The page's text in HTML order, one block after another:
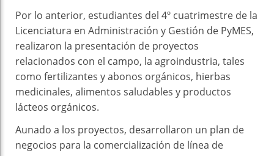
Por lo anterior, estudiantes del 4º cuatrimestre de la
Licenciatura en Administración y Gestión de PyMES,
realizaron la presentación de proyectos
relacionados con el campo, la agroindustria, tales
como fertilizantes y abonos orgánicos, hierbas
medicinales, alimentos saludables y productos
lácteos orgánicos.
Aunado a los proyectos, desarrollaron un plan de
negocios para la comercialización de línea de